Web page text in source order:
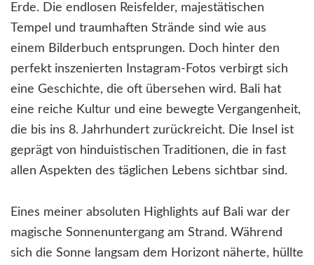
Erde. Die endlosen Reisfelder, majestätischen
Tempel und traumhaften Strände sind wie aus
einem Bilderbuch entsprungen. Doch hinter den
perfekt inszenierten Instagram-Fotos verbirgt sich
eine Geschichte, die oft übersehen wird. Bali hat
eine reiche Kultur und eine bewegte Vergangenheit,
die bis ins 8. Jahrhundert zurückreicht. Die Insel ist
geprägt von hinduistischen Traditionen, die in fast
allen Aspekten des täglichen Lebens sichtbar sind.
Eines meiner absoluten Highlights auf Bali war der
magische Sonnenuntergang am Strand. Während
sich die Sonne langsam dem Horizont näherte, hüllte